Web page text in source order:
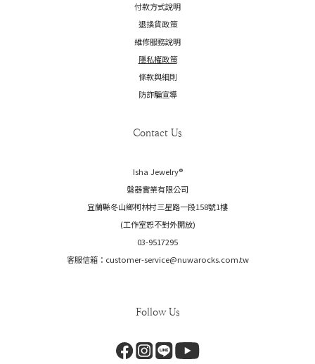
付款方式說明
退換貨政策
維修服務說明
隱私權政策
條款與細則
防詐騙宣導
Contact Us
Isha Jewelry®️
磐器實業有限公司
宜蘭縣冬山鄉柯林村三星路一段158號1樓
(工作室恕不對外開放)
03-9517295
客服信箱：customer-service@nuwarocks.com.tw
Follow Us